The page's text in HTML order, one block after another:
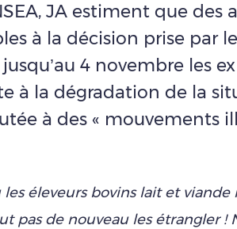
JA estiment que des
à la décision prise par
4 novembre les
à la dégradation de la
à des « mouvements
éleveurs bovins lait et
pas de nouveau les étrangler !